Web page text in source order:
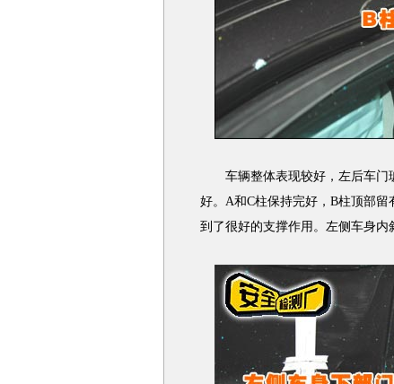
车辆整体表现较好，左后车门
好。A和C柱保持完好，B柱顶部
到了很好的支撑作用。左侧车身内